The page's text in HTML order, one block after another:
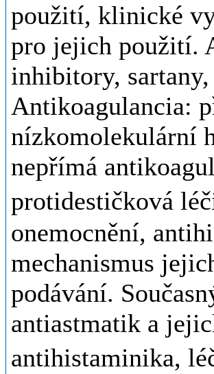
použití, klinické
pro jejich použití.
inhibitory,
Antikoagulancia:
nízkomolekulární
nepřímá
protidestičková
onemocnění,
mechanismus
podávání.
antiastmatik a
antihistaminika,